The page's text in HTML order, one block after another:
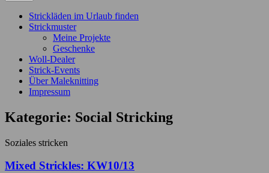
Strickläden im Urlaub finden
Strickmuster
Meine Projekte
Geschenke
Woll-Dealer
Strick-Events
Über Maleknitting
Impressum
Kategorie: Social Stricking
Soziales stricken
Mixed Strickles: KW10/13